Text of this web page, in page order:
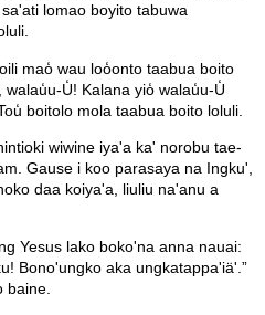
lomao boyito tabuwa
mao̒ wau loo̒onto taabua boito
U̒! Kalana yio̒ walau̒u-U̒
boitolo mola taabua boito loluli.
wiwine iya'a ka' norobu tae-
Gause i koo parasaya na Ingku',
daa koiya'a, liuliu na'anu a
Yesus lako boko'na anna nauai:
Bono'ungko aka ungkatappa'iä'.”
baine.